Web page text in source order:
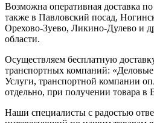
Возможна оперативная доставка
также в Павловский посад,
Орехово-Зуево, Ликино-Дулево и
области.
Осуществляем бесплатную
транспортных компаний:
Услуги, транспортной компании
отдельно, при получении товара в
Наши специалисты с радостью